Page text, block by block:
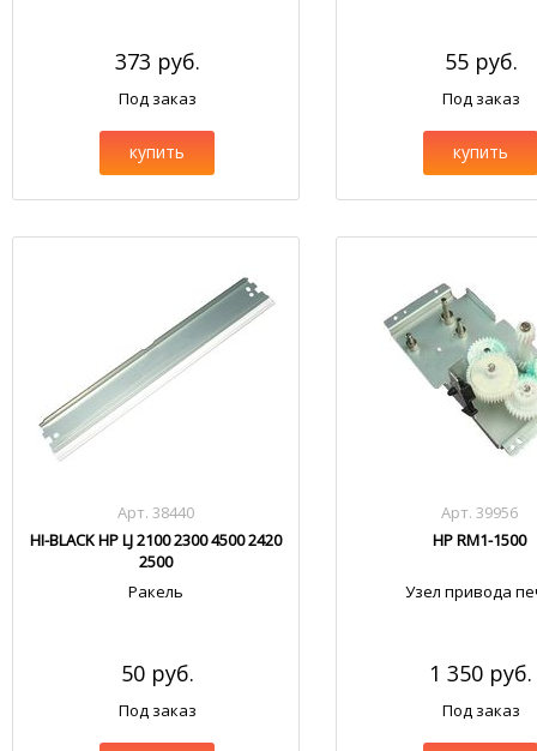
373 руб.
Под заказ
купить
55 руб.
Под заказ
купить
Арт. 38440
HI-BLACK HP LJ 2100 2300 4500 2420
2500
Ракель
50 руб.
Под заказ
Арт. 39956
HP RM1-1500
Узел привода
1 350 руб.
Под заказ